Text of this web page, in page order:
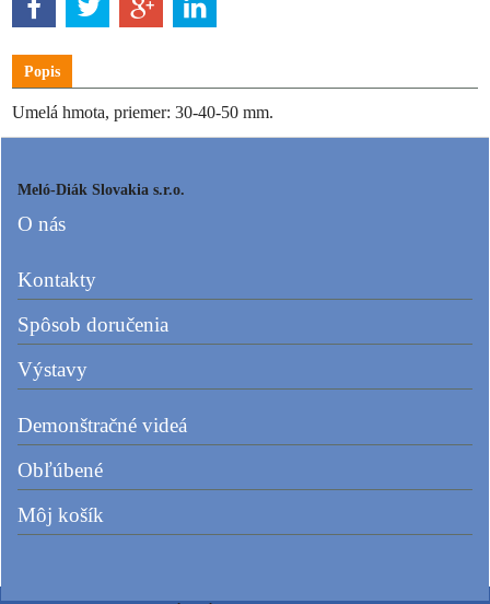
Popis
Umelá hmota, priemer: 30-40-50 mm.
Meló-Diák Slovakia s.r.o.
O nás
Kontakty
Spôsob doručenia
Výstavy
Demonštračné videá
Obľúbené
Môj košík